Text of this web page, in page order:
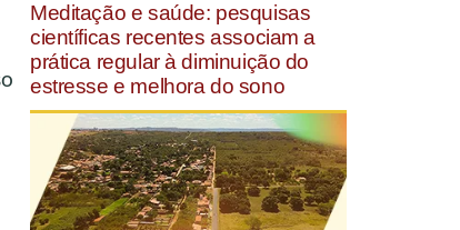
Meditação e saúde: pesquisas
científicas recentes associam a
prática regular à diminuição do
estresse e melhora do sono